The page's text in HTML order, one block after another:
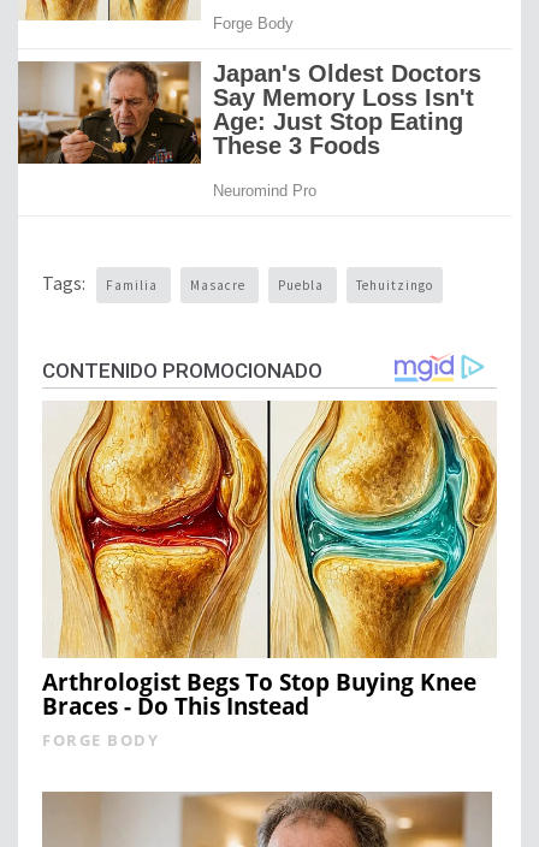
Tags: Familia Masacre Puebla Tehuitzingo
CONTENIDO PROMOCIONADO
Arthrologist Begs To Stop Buying Knee
Braces - Do This Instead
FORGE BODY